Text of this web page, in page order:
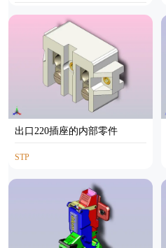
STEP
出口220插座的内部零件
STP